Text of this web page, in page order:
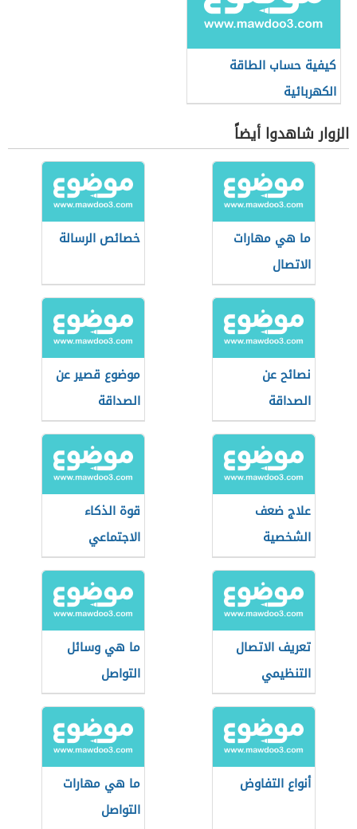
كيفية حساب الطاقة
الكهربائية
الزوار شاهدوا أيضاً
ما هي مهارات
الاتصال
خصائص الرسالة
نصائح عن
الصداقة
موضوع قصير عن
الصداقة
علاج ضعف
الشخصية
قوة الذكاء
الاجتماعي
تعريف الاتصال
التنظيمي
ما هي وسائل
التواصل
أنواع التفاوض
ما هي مهارات
التواصل